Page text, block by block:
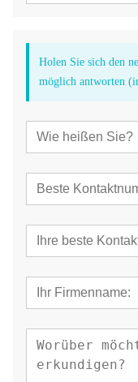
Holen Sie sich den
möglich antworten